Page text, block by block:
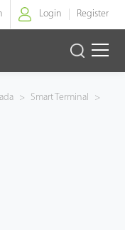
Login Register
> Smart Terminal
>